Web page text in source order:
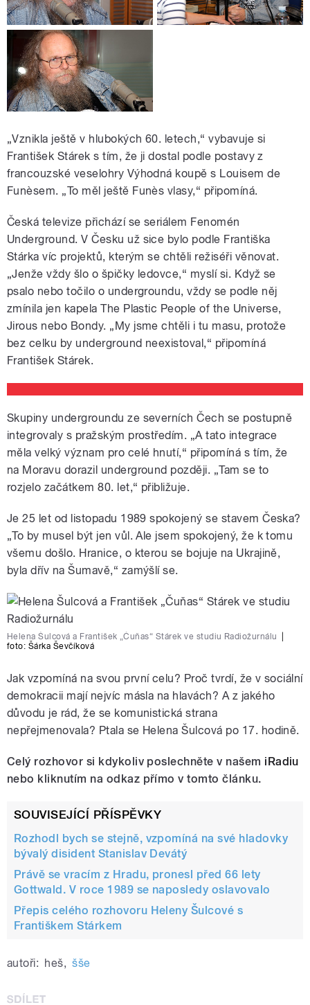
„Vznikla ještě v hlubokých 60. letech,“ vybavuje si
František Stárek s tím, že ji dostal podle postavy z
francouzské veselohry Výhodná koupě s Louisem de
Funèsem. „To měl ještě Funès vlasy,“ připomíná.
Česká televize přichází se seriálem Fenomén
Underground. V Česku už sice bylo podle Františka
Stárka víc projektů, kterým se chtěli režiséři věnovat.
„Jenže vždy šlo o špičky ledovce,“ myslí si. Když se
psalo nebo točilo o undergroundu, vždy se podle něj
zmínila jen kapela The Plastic People of the Universe,
Jirous nebo Bondy. „My jsme chtěli i tu masu, protože
bez celku by underground neexistoval,“ připomíná
František Stárek.
Skupiny undergroundu ze severních Čech se postupně
integrovaly s pražským prostředím. „A tato integrace
měla velký význam pro celé hnutí,“ připomíná s tím, že
na Moravu dorazil underground později. „Tam se to
rozjelo začátkem 80. let,“ přibližuje.
Je 25 let od listopadu 1989 spokojený se stavem Česka?
„To by musel být jen vůl. Ale jsem spokojený, že k tomu
všemu došlo. Hranice, o kterou se bojuje na Ukrajině,
byla dřív na Šumavě,“ zamýšlí se.
Helena Šulcová a František „Čuňas“ Stárek ve studiu Radiožurnálu
foto: Šárka Ševčíková
Jak vzpomíná na svou první celu? Proč tvrdí, že v sociální
demokracii mají nejvíc másla na hlavách? A z jakého
důvodu je rád, že se komunistická strana
nepřejmenovala? Ptala se Helena Šulcová po 17. hodině.
Celý rozhovor si kdykoliv poslechněte v našem iRadiu
nebo kliknutím na odkaz přímo v tomto článku.
SOUVISEJÍCÍ PŘÍSPĚVKY
Rozhodl bych se stejně, vzpomíná na své hladovky
bývalý disident Stanislav Devátý
Právě se vracím z Hradu, pronesl před 66 lety
Gottwald. V roce 1989 se naposledy oslavovalo
Přepis celého rozhovoru Heleny Šulcové s
Františkem Stárkem
autoři: heš, šše